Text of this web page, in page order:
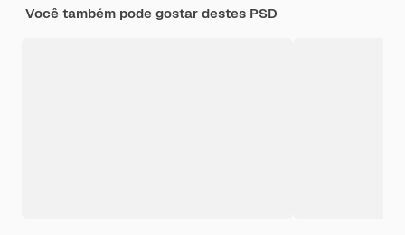
Você também pode gostar destes PSD